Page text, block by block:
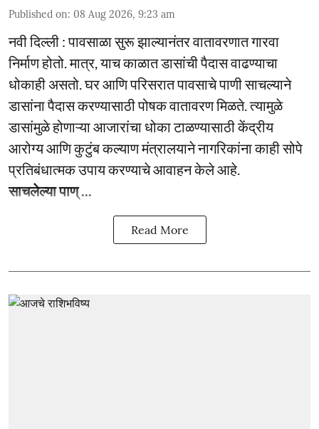
Published on: 08 Aug 2026, 9:23 am
नवी दिल्ली : पावसाळा सुरू झाल्यानंतर वातावरणात गारवा
निर्माण होतो. मात्र, याच काळात डासांची पैदास वाढण्याचा
धोकाही असतो. घर आणि परिसरात पावसाचे पाणी साचल्याने
डासांना पैदास करण्यासाठी पोषक वातावरण मिळते. त्यामुळे
डासांमुळे होणाऱ्या आजारांचा धोका टाळण्यासाठी केंद्रीय
आरोग्य आणि कुटुंब कल्याण मंत्रालयाने नागरिकांना काही सोपे
प्रतिबंधात्मक उपाय करण्याचे आवाहन केले आहे.
साचलेल्या पाण् ...
Read More